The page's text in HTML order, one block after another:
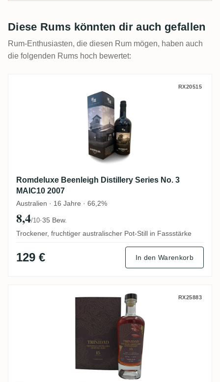
Diese Rums könnten dir auch gefallen
Rum-Enthusiasten, die diesen Rum mögen, haben auch
die folgenden Rums hoch bewertet:
Romdeluxe Beenleigh Distillery Series
RX20515
Romdeluxe Beenleigh Distillery Series No. 3
MAIC10 2007
Australien · 16 Jahre · 66,2%
8,4/10·35 Bew.
Trockener, fruchtiger australischer Pot-Still in Fassstärke
129 € In den Warenkorb
Nobilis T.D.L No. 53 2010 RX25883